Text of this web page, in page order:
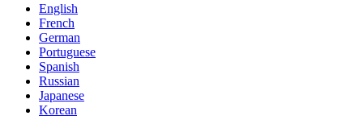
English
French
German
Portuguese
Spanish
Russian
Japanese
Korean